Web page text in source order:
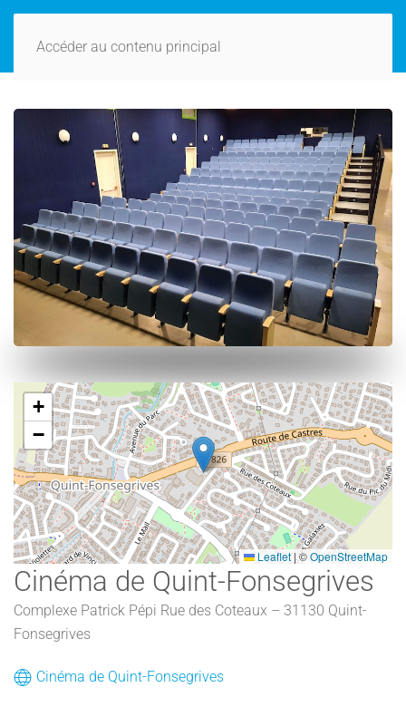
Accéder au contenu principal
+
−
Leaflet |©OpenStreetMap
Cinéma de Quint-Fonsegrives
Complexe Patrick Pépi Rue des Coteaux – 31130 Quint-
Fonsegrives
Cinéma de Quint-Fonsegrives